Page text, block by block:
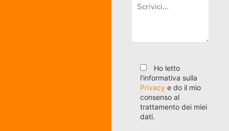
Ho letto
l'informativa sulla
Privacy e do il mio
consenso al
trattamento dei miei
dati.